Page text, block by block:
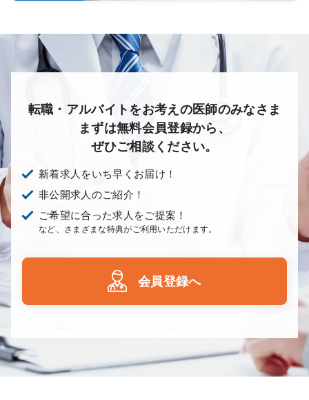
転職・アルバイトをお考えの医師のみなさま
まずは無料会員登録から、
ぜひご相談ください。
新着求人をいち早くお届け！
非公開求人のご紹介！
ご希望に合った求人をご提案！
など、さまざまな特典がご利用いただけます。
会員登録へ